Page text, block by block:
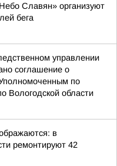
Славян» организуют
бега
управлении
соглашение о
по
Вологодской области
в
ремонтируют 42